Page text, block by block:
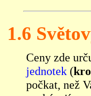
1.6
Ceny zde
jednotek (
počkat, než